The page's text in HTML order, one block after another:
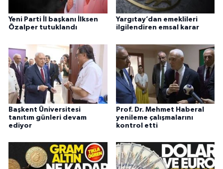
Yeni Parti İl başkanı İlksen
Özalper tutuklandı
Yargıtay’dan emeklileri
ilgilendiren emsal karar
Başkent Üniversitesi
tanıtım günleri devam
ediyor
Prof. Dr. Mehmet Haberal
yenileme çalışmalarını
kontrol etti